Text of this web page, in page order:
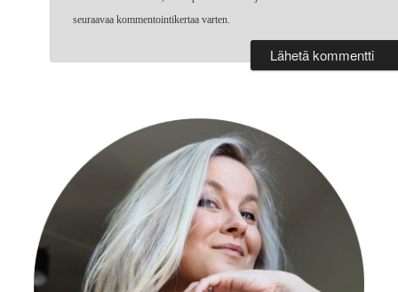
seuraavaa kommentointikertaa varten.